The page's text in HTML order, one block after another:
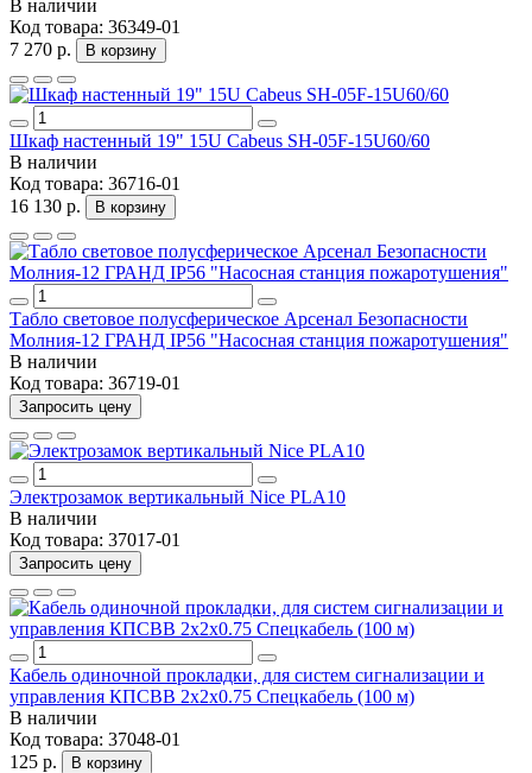
В наличии
Код товара: 36349-01
7 270 р.
В корзину
Шкаф настенный 19" 15U Cabeus SH-05F-15U60/60
В наличии
Код товара: 36716-01
16 130 р.
В корзину
Табло световое полусферическое Арсенал Безопасности
Молния-12 ГРАНД IP56 "Насосная станция пожаротушения"
В наличии
Код товара: 36719-01
Запросить цену
Электрозамок вертикальный Nice PLA10
В наличии
Код товара: 37017-01
Запросить цену
Кабель одиночной прокладки, для систем сигнализации и
управления КПСВВ 2x2x0.75 Спецкабель (100 м)
В наличии
Код товара: 37048-01
125 р.
В корзину